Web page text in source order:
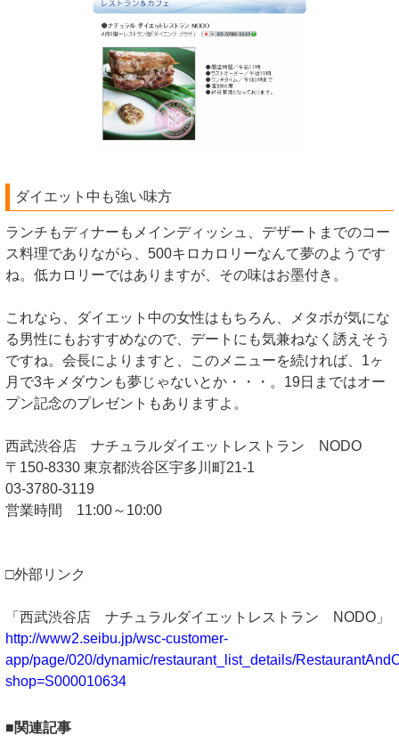
ダイエット中も強い味方
ランチもディナーもメインディッシュ、デザートまでのコー
ス料理でありながら、500キロカロリーなんて夢のようです
ね。低カロリーではありますが、その味はお墨付き。
これなら、ダイエット中の女性はもちろん、メタボが気にな
る男性にもおすすめなので、デートにも気兼ねなく誘えそう
ですね。会長によりますと、このメニューを続ければ、1ヶ
月で3キメダウンも夢じゃないとか・・・。19日まではオー
プン記念のプレゼントもありますよ。
西武渋谷店 ナチュラルダイエットレストラン NODO
〒150-8330 東京都渋谷区宇多川町21-1
03-3780-3119
営業時間 11:00～10:00
□外部リンク
「西武渋谷店 ナチュラルダイエットレストラン NODO」
http://www2.seibu.jp/wsc-customer-
app/page/020/dynamic/restaurant_list_details/
shop=S000010634
■関連記事